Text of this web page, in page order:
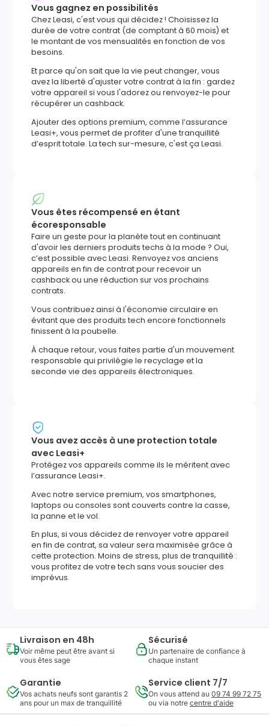
Vous gagnez en possibilités
Chez Leasi, c'est vous qui décidez ! Choisissez la
durée de votre contrat (de comptant à 60 mois) et
le montant de vos mensualités en fonction de vos
besoins.
Et parce qu'on sait que la vie peut changer, vous
avez la liberté d'ajuster votre contrat à la fin : gardez
votre appareil si vous l'adorez ou renvoyez-le pour
récupérer un cashback.
Ajouter des options premium, comme l’assurance
Leasi+, vous permet de profiter d'une tranquillité
d’esprit totale. La tech sur-mesure, c'est ça Leasi.
Vous êtes récompensé en étant
écoresponsable
Faire un geste pour la planète tout en continuant
d'avoir les derniers produits techs à la mode ? Oui,
c’est possible avec Leasi. Renvoyez vos anciens
appareils en fin de contrat pour recevoir un
cashback ou une réduction sur vos prochains
contrats.
Vous contribuez ainsi à l'économie circulaire en
évitant que des produits tech encore fonctionnels
finissent à la poubelle.
À chaque retour, vous faites partie d'un mouvement
responsable qui privilégie le recyclage et la
seconde vie des appareils électroniques.
Vous avez accès à une protection totale
avec Leasi+
Protégez vos appareils comme ils le méritent avec
l’assurance Leasi+.
Avec notre service premium, vos smartphones,
laptops ou consoles sont couverts contre la casse,
la panne et le vol.
En plus, si vous décidez de renvoyer votre appareil
en fin de contrat, sa valeur sera maximisée grâce à
cette protection. Moins de stress, plus de tranquillité :
vous profitez de votre tech sans vous soucier des
imprévus.
Livraison en 48h
Voir même peut être avant si
vous êtes sage
Sécurisé
Un partenaire de confiance à
chaque instant
Garantie
Vos achats neufs sont garantis 2
ans pour un max de tranquillité
Service client 7/7
On vous attend au 09 74 99 72 75
ou via notre centre d'aide